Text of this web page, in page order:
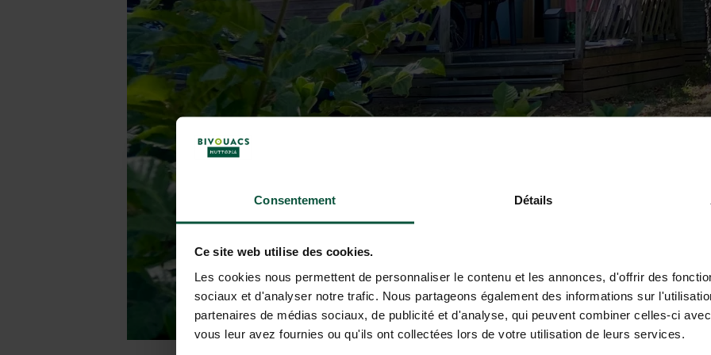
Consentement Détails
Ce site web utilise des cookies.
Les cookies nous permettent de personnaliser le contenu et les annonces, d'offrir des
sociaux et d'analyser notre trafic. Nous partageons également des informations sur
partenaires de médias sociaux, de publicité et d'analyse, qui peuvent combiner celles-ci
vous leur avez fournies ou qu'ils ont collectées lors de votre utilisation de leurs services.